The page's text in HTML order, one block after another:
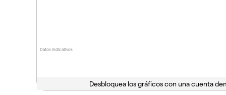
Datos indicativos
Desbloquea los gráficos con una cuenta